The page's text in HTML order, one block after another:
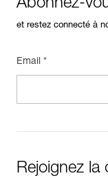
Abonnez-
et restez connecté à
Email *
Rejoignez la